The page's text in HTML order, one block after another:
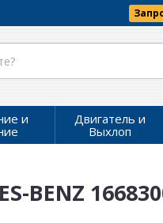
и
Двигатель и
Выхлоп
BENZ